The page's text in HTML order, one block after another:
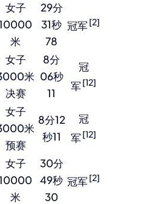
女子
米
29分
31秒
78
冠军 [2]
女子
米
决赛
8分
06秒
11
冠
军 [12]
女子
米
预赛
8分12
秒11
冠
军 [12]
女子
米
30分
49秒
30
冠军 [2]